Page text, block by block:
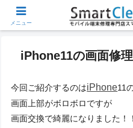
iPhone11の画面修
今回ご紹介するのはiPhone11
画面上部がボロボロですが
画面交換で綺麗になりました！！
メニュー